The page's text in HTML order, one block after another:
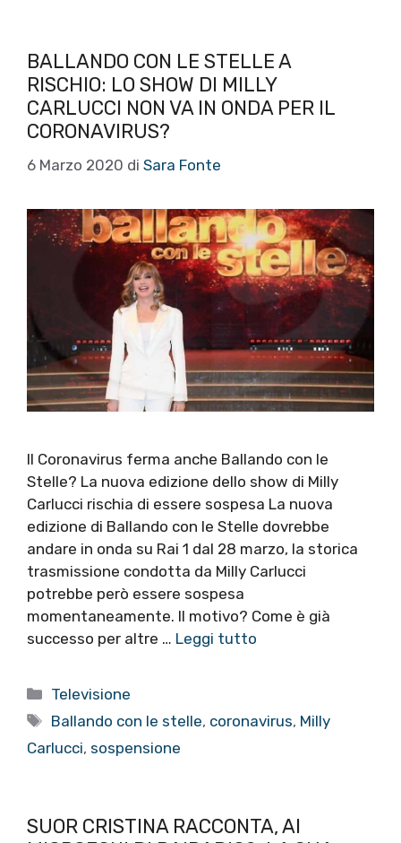
BALLANDO CON LE STELLE A
RISCHIO: LO SHOW DI MILLY
CARLUCCI NON VA IN ONDA PER IL
CORONAVIRUS?
6 Marzo 2020 di Sara Fonte
Il Coronavirus ferma anche Ballando con le
Stelle? La nuova edizione dello show di Milly
Carlucci rischia di essere sospesa La nuova
edizione di Ballando con le Stelle dovrebbe
andare in onda su Rai 1 dal 28 marzo, la storica
trasmissione condotta da Milly Carlucci
potrebbe però essere sospesa
momentaneamente. Il motivo? Come è già
successo per altre … Leggi tutto
Categorie
Televisione
Tag
Ballando con le stelle, coronavirus, Milly
Carlucci, sospensione
SUOR CRISTINA RACCONTA, AI